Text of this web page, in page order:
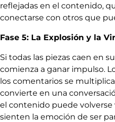
reflejadas en el contenido,
conectarse con otros que
Fase 5: La Explosión y la
Si todas las piezas caen en
comienza a ganar impulso.
los comentarios se
convierte en una
el contenido puede volverse
sienten la emoción de ser